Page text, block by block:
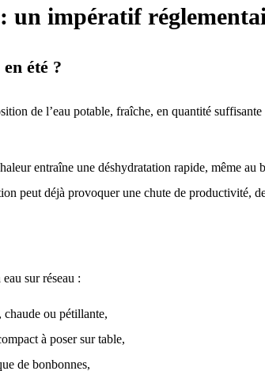
un impératif
été ?
de l’eau potable, fraîche, en quantité
entraîne une déshydratation rapide, même au
peut déjà provoquer une chute de productivité,
sur réseau :
ou pétillante,
à poser sur table,
de bonbonnes,